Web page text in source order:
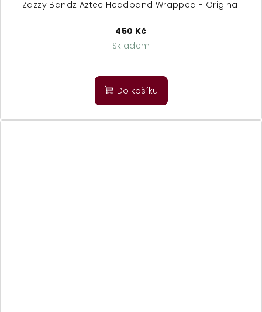
Zazzy Bandz Aztec Headband Wrapped - Original
450 Kč
Skladem
Do košíku